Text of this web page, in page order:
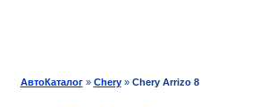
АвтоКаталог» Chery» Chery Arrizo 8